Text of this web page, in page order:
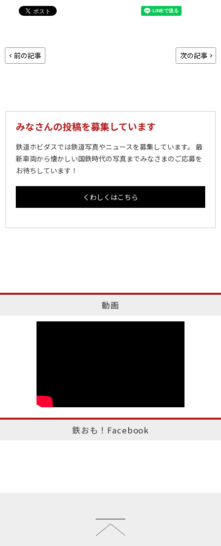
前の記事 次の記事
みなさんの投稿を募集しています
鉄道ホビダスでは鉄道写真やニュースを募集しています。 最
新車両から懐かしい国鉄時代の写真までみなさまのご応募を
お待ちしています！
くわしくはこちら
動画
鉄おも！Facebook